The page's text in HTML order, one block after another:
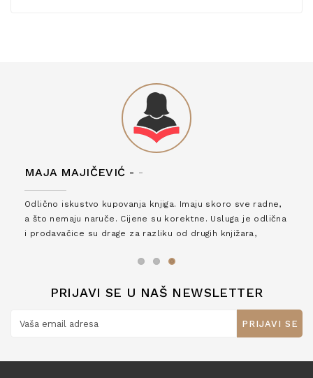
MAJA MAJIČEVIĆ - -
Odlično iskustvo kupovanja knjiga. Imaju skoro sve radne,
a što nemaju naruče. Cijene su korektne. Usluga je odlična
i prodavačice su drage za razliku od drugih knjižara,
PRIJAVI SE U NAŠ NEWSLETTER
PRIJAVI SE